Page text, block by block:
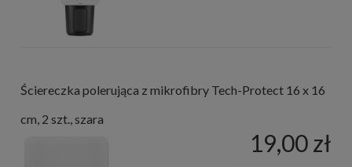
Ściereczka polerująca z mikrofibry Tech-Protect 16 x 16
cm, 2 szt., szara
19,00 zł